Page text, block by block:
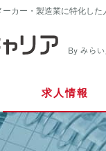
カー・製造業に特化した
求人情報